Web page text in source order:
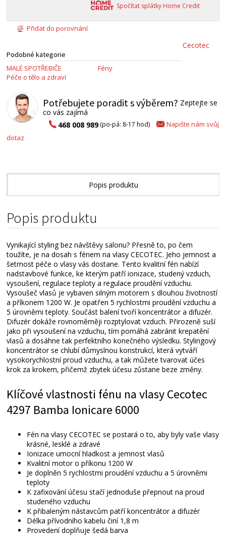
Spočítat splátky Home Credit
Přidat do porovnání
Podobné kategorie
MALÉ SPOTŘEBIČE
Péče o tělo a zdraví
Fény
Cecotec
Potřebujete poradit s výběrem? Zeptejte se
co vás zajímá
468 008 989(po-pá: 8-17 hod)
Napište nám svůj
dotaz
Popis produktu
Popis produktu
Vynikající styling bez návštěvy salonu? Přesně to, po čem
toužíte, je na dosah s fénem na vlasy CECOTEC. Jeho jemnost a
šetrnost péče o vlasy vás dostane. Tento kvalitní fén nabízí
nadstavbové funkce, ke kterým patří ionizace, studený vzduch,
vysoušení, regulace teploty a regulace proudění vzduchu.
Vysoušeč vlasů je vybaven silným motorem s dlouhou životností
a příkonem 1200 W. Je opatřen 5 rychlostmi proudění vzduchu a
5 úrovněmi teploty. Součást balení tvoří koncentrátor a difuzér.
Difuzér dokáže rovnoměrněji rozptylovat vzduch. Přirozeně suší
jako při vysoušení na vzduchu, tím pomáhá zabránit krepatění
vlasů a dosáhne tak perfektního konečného výsledku. Stylingový
koncentrátor se chlubí důmyslnou konstrukcí, která vytváří
vysokorychlostní proud vzduchu, a tak můžete tvarovat účes
krok za krokem, přičemž zbytek účesu zůstane beze změny.
Klíčové vlastnosti fénu na vlasy Cecotec
4297 Bamba Ionicare 6000
Fén na vlasy CECOTEC se postará o to, aby byly vaše vlasy
krásné, lesklé a zdravé
Ionizace umocní hladkost a jemnost vlasů
Kvalitní motor o příkonu 1200 W
Je doplněn 5 rychlostmi proudění vzduchu a 5 úrovněmi
teploty
K zafixování účesu stačí jednoduše přepnout na proud
studeného vzduchu
K přibaleným nástavcům patří koncentrátor a difuzér
Délka přívodního kabelu činí 1,8 m
Provedení doplňuje šedá barva